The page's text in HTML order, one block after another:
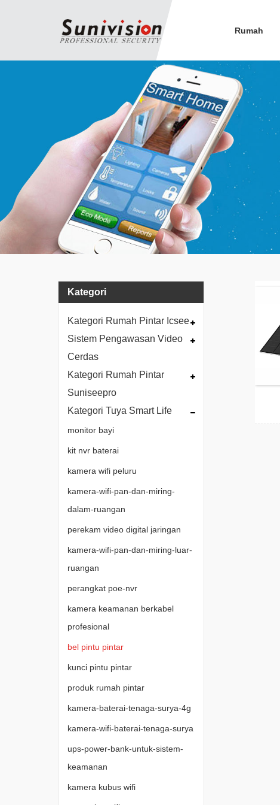
Rumah
Kategori
Kategori Rumah Pintar Icsee
Sistem Pengawasan Video
Cerdas
Kategori Rumah Pintar
Suniseepro
Kategori Tuya Smart Life
monitor bayi
kit nvr baterai
kamera wifi peluru
kamera-wifi-pan-dan-miring-
dalam-ruangan
perekam video digital jaringan
kamera-wifi-pan-dan-miring-luar-
ruangan
perangkat poe-nvr
kamera keamanan berkabel
profesional
bel pintu pintar
kunci pintu pintar
produk rumah pintar
kamera-baterai-tenaga-surya-4g
kamera-wifi-baterai-tenaga-surya
ups-power-bank-untuk-sistem-
keamanan
kamera kubus wifi